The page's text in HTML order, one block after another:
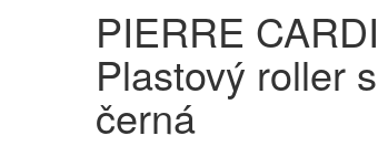
PIERRE
Plastový roller
černá